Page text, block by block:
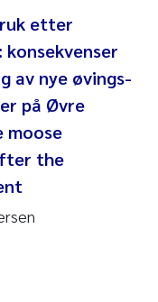
etter
av nye øvings-
på Øvre
moose
the